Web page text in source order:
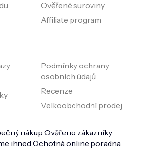
Ověřené suroviny
Affiliate program
Podmínky ochrany
osobních údajů
Recenze
Velkoobchodní prodej
nákup Ověřeno zákazníky
ihnedOchotná online poradna